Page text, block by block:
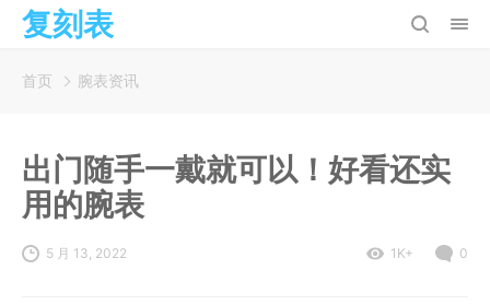
复刻表
首页 腕表资讯
出门随手一戴就可以！好看还实
用的腕表
5 月 13, 2022 1K+ 0